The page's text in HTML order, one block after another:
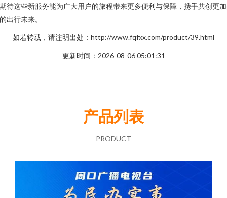
待这些新服务能为广大用户的旅程带来更多便利与保障，携手共创更
出行未来。
如若转载，请注明出处：http://www.fqfxx.com/product/39.html
更新时间：2026-08-06 05:01:31
产品列表
PRODUCT